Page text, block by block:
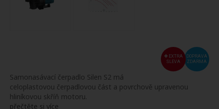
DOPRAVA
ZDARMA
EXTRA
SLEVA
Samonasávací čerpadlo Silen S2 má
celoplastovou čerpadlovou část a povrchově upravenou
hliníkovou skříň motoru.
přečtěte si více